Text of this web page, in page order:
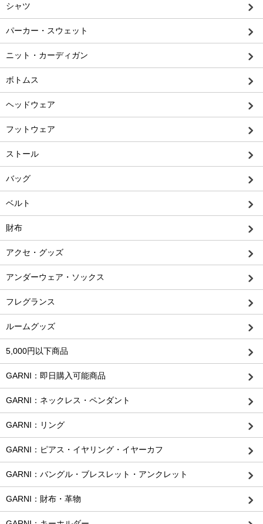
シャツ
パーカー・スウェット
ニット・カーディガン
ボトムス
ヘッドウェア
フットウェア
ストール
バッグ
ベルト
財布
アクセ・グッズ
アンダーウェア・ソックス
フレグランス
ルームグッズ
5,000円以下商品
GARNI：即日購入可能商品
GARNI：ネックレス・ペンダント
GARNI：リング
GARNI：ピアス・イヤリング・イヤーカフ
GARNI：バングル・ブレスレット・アンクレット
GARNI：財布・革物